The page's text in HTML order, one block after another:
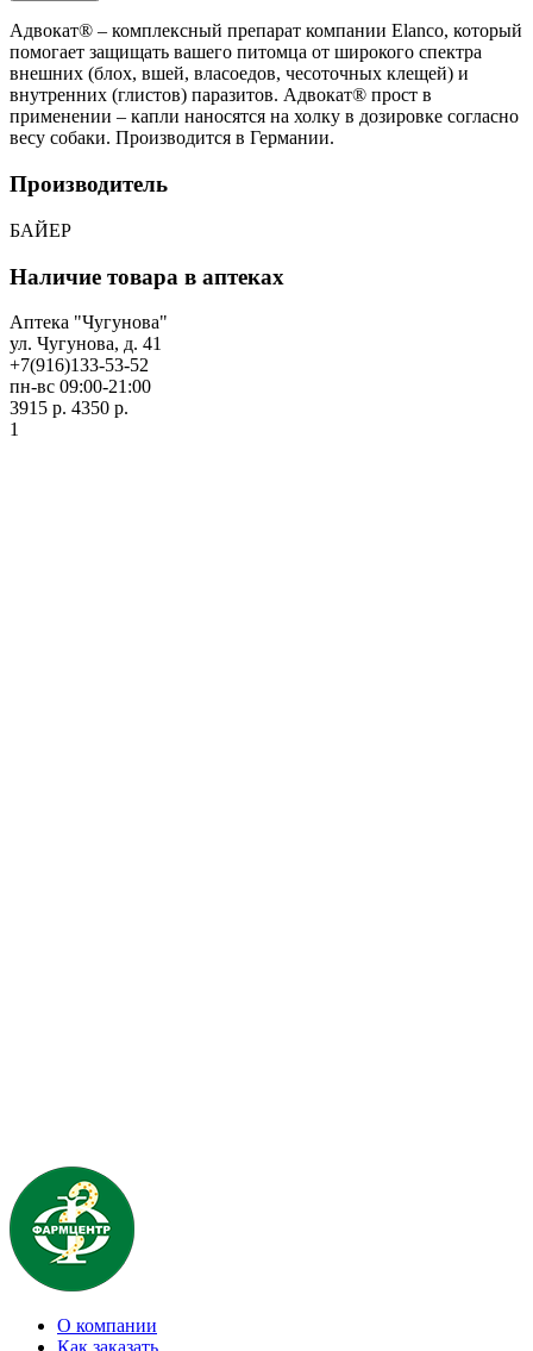
Адвокат® – комплексный препарат компании Elanco, который
помогает защищать вашего питомца от широкого спектра
внешних (блох, вшей, власоедов, чесоточных клещей) и
внутренних (глистов) паразитов. Адвокат® прост в
применении – капли наносятся на холку в дозировке согласно
весу собаки. Производится в Германии.
Производитель
БАЙЕР
Наличие товара в аптеках
Аптека "Чугунова"
ул. Чугунова, д. 41
+7(916)133-53-52
пн-вс 09:00-21:00
3915 р. 4350 р.
1
О компании